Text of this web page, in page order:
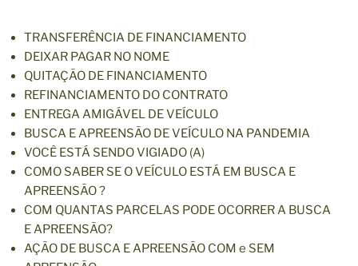
TRANSFERÊNCIA DE FINANCIAMENTO
DEIXAR PAGAR NO NOME
QUITAÇÃO DE FINANCIAMENTO
REFINANCIAMENTO DO CONTRATO
ENTREGA AMIGÁVEL DE VEÍCULO
BUSCA E APREENSÃO DE VEÍCULO NA PANDEMIA
VOCÊ ESTÁ SENDO VIGIADO (A)
COMO SABER SE O VEÍCULO ESTÁ EM BUSCA E
APREENSÃO ?
COM QUANTAS PARCELAS PODE OCORRER A BUSCA
E APREENSÃO?
AÇÃO DE BUSCA E APREENSÃO COM e SEM